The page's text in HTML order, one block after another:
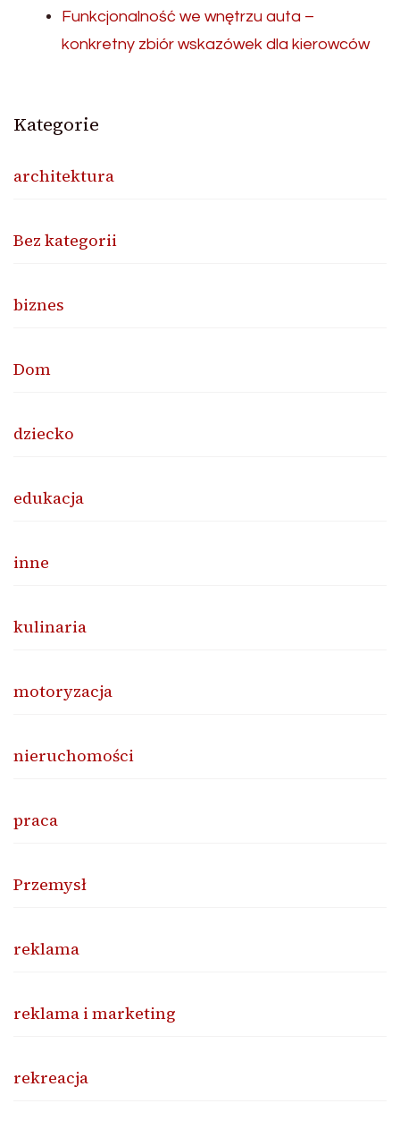
Funkcjonalność we wnętrzu auta –
konkretny zbiór wskazówek dla kierowców
Kategorie
architektura
Bez kategorii
biznes
Dom
dziecko
edukacja
inne
kulinaria
motoryzacja
nieruchomości
praca
Przemysł
reklama
reklama i marketing
rekreacja